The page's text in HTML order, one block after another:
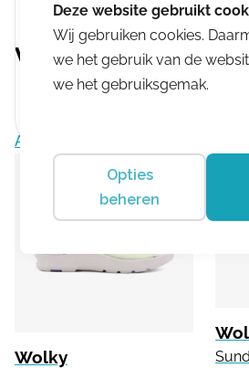
Vergelijkbare
Aanbieding!
Wolky
Wij gebruiken cookies.
we het gebruik van de
we het gebruiksgemak.
Opties
beheren